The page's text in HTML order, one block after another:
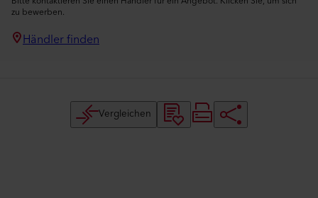
zu bewerben.
Händler finden
Vergleichen